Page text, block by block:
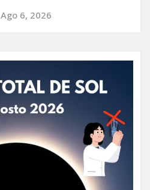
Ago 6, 2026